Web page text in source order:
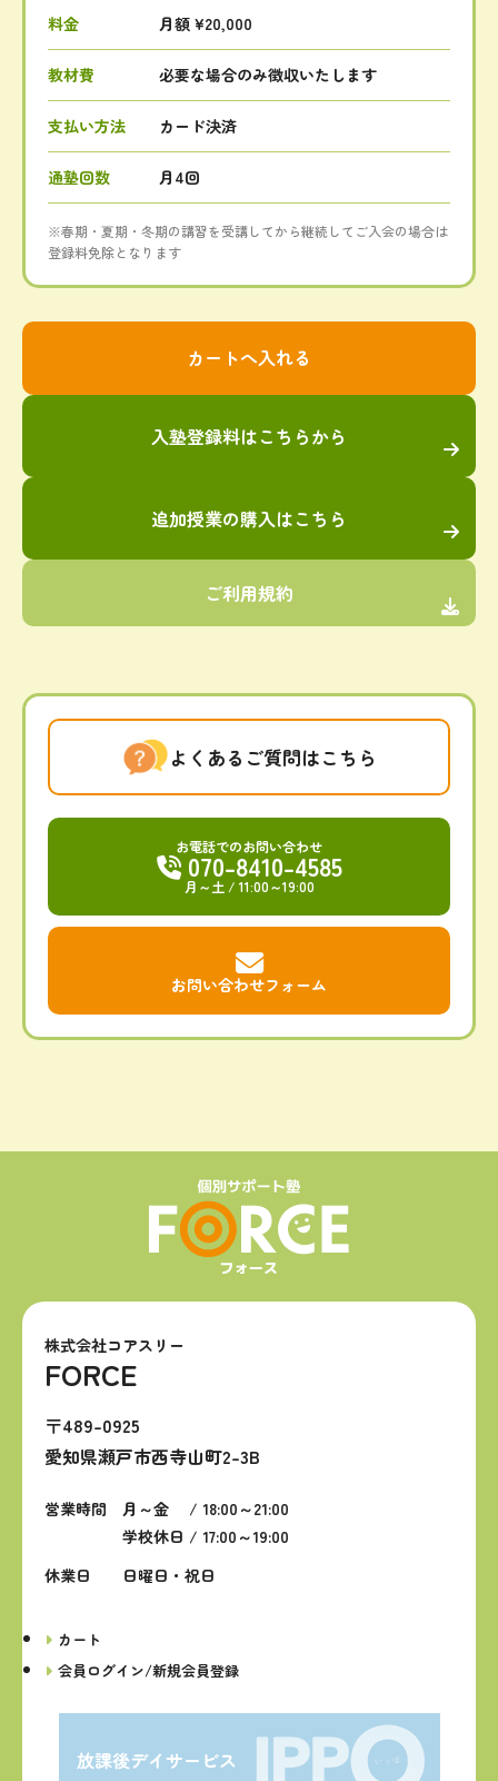
料金 月額 ¥20,000
教材費 必要な場合のみ徴収いたします
支払い方法 カード決済
通塾回数 月4回
※春期・夏期・冬期の講習を受講してから継続してご入会の場合は
登録料免除となります
入塾登録料はこちらから
追加授業の購入はこちら
ご利用規約
よくあるご質問はこちら
お電話でのお問い合わせ
070-8410-4585
月～土/ 11:00～19:00
お問い合わせフォーム
株式会社コアスリー
FORCE
〒489-0925
愛知県瀬戸市西寺山町2-3B
営業時間
月～金 / 18:00～21:00
学校休日 / 17:00～19:00
休業日
日曜日・祝日
カート
会員ログイン/新規会員登録